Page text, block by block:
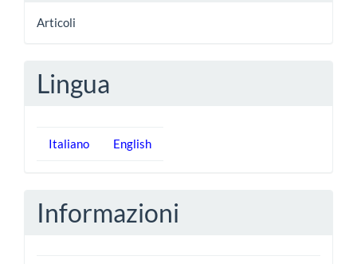
Articoli
Lingua
Italiano English
Informazioni